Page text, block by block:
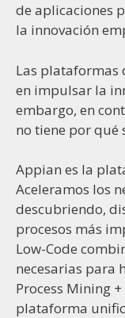
de aplicaciones
la innovación
Las plataformas
en impulsar la
embargo, en
no tiene por qué
Appian es la
Aceleramos los
descubriendo,
procesos más
Low-Code
necesarias para
Process Mining
plataforma